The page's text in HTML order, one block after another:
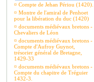
¤ Compte de Jehan Périou (1420).
¤ Montre de l'amiral de Penhoet
pour la libération du duc (1420)
¤ documents médiévaux bretons -
Chevaliers de Léon
¤ documents médiévaux bretons -
Compte d'Aufroy Guynot,
trésorier général de Bretagne,
1429-33
¤ documents médiévaux bretons -
Compte du chapitre de Tréguier
1432-3.